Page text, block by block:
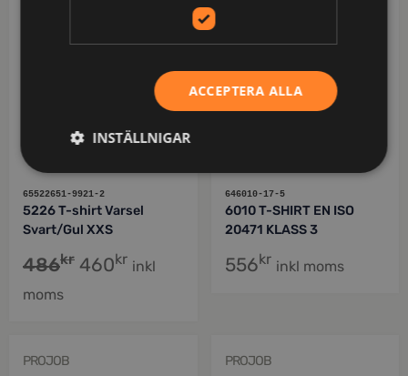
65522651-9921-2
5226 T-shirt Varsel
Svart/Gul XXS
486kr 460kr inkl
moms
646010-17-5
6010 T-SHIRT EN ISO
20471 KLASS 3
556kr inkl moms
PROJOB PROJOB
ACCEPTERA ALLA
INSTÄLLNIGAR